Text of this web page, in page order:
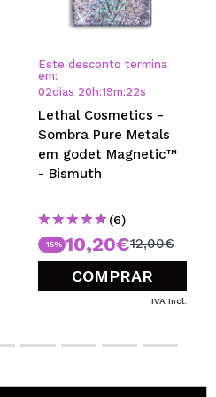
Este desconto termina
em:
02dias 20h:19m:22s
Lethal Cosmetics -
Sombra Pure Metals
em godet Magnetic™
- Bismuth
(6)
-15% 10,20€12,00€
COMPRAR
IVA Incl.